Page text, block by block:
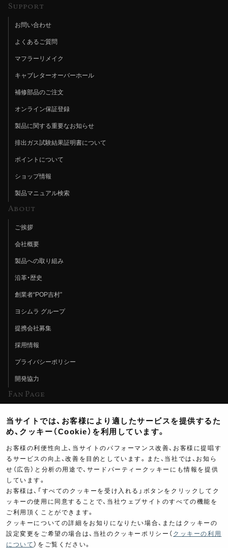
Support
お問い合わせ
よくあるご質問
マフラーリメイク
キャブレターオーバーホール
補修部品のご注文
オンライン保証登録
製品に関する重要なお知らせ
排出ガス試験結果証明書について
ポイントについて
ショップ情報
製品マニュアル検索
About
ご挨拶
会社概要
製品への取り組み
沿革・歴史
創業者“POP吉村”
ヨシムラ グループ
提携会社募集
採用情報
プライバシーポリシー
開発協力
Fan Page
ヨシムラTV
イベント情報
イベントスケジュール
ツーリングブレイクタイム
製品ポスター
当サイトでは、お客様により適したサービスを提供するた
め、クッキー（Cookie）を利用しています。
お客様の利便性向上、当サイトのパフォーマンス改善、お客様に提唱す
るサービスの向上、改善を目的としています。また、当社では、お知ら
せ（広告）と分析の用途で、サードパーティークッキーにも情報を提供
しています。
お客様は、「すべてのクッキーを受け入れる」ボタンをクリックしてク
ッキーの使用に同意することで、当社ウェブサイトのすべての機能を
ご利用頂くことができます。
クッキーについての詳細をお知りになりたい場合、またはクッキーの
設定変更をご希望の場合は、当社のクッキーポリシー（ クッキーの利用
について ）をご覧ください。